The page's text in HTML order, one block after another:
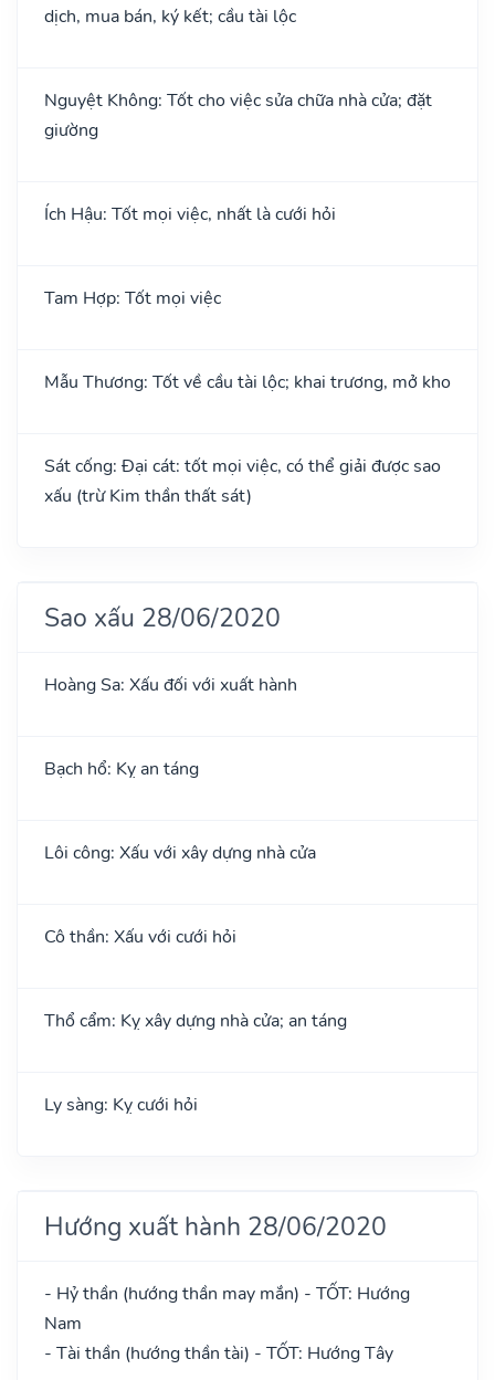
dịch, mua bán, ký kết; cầu tài lộc
Nguyệt Không: Tốt cho việc sửa chữa nhà cửa; đặt
giường
Ích Hậu: Tốt mọi việc, nhất là cưới hỏi
Tam Hợp: Tốt mọi việc
Mẫu Thương: Tốt về cầu tài lộc; khai trương, mở kho
Sát cống: Đại cát: tốt mọi việc, có thể giải được sao
xấu (trừ Kim thần thất sát)
Sao xấu 28/06/2020
Hoàng Sa: Xấu đối với xuất hành
Bạch hổ: Kỵ an táng
Lôi công: Xấu với xây dựng nhà cửa
Cô thần: Xấu với cưới hỏi
Thổ cẩm: Kỵ xây dựng nhà cửa; an táng
Ly sàng: Kỵ cưới hỏi
Hướng xuất hành 28/06/2020
- Hỷ thần (hướng thần may mắn) - TỐT: Hướng
Nam
- Tài thần (hướng thần tài) - TỐT: Hướng Tây